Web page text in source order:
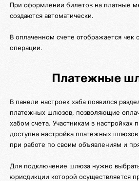
При оформлении билетов на платные
создаются автоматически.
В оплаченном счете отображается чек
операции.
Платежные
В панели настроек хаба появился
платежных шлюзов, позволяющие
хабом счета. Участникам в настройках
доступна настройка платежных
при работе по своим объявлениям и
Для подключение шлюза нужно
юрисдикции которой осуществляется